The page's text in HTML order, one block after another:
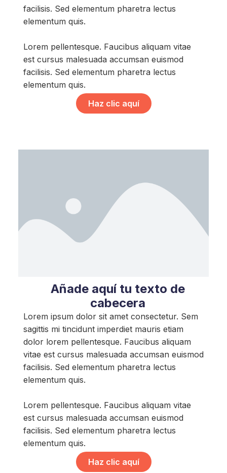
facilisis. Sed elementum pharetra lectus
elementum quis.
Lorem pellentesque. Faucibus aliquam vitae
est cursus malesuada accumsan euismod
facilisis. Sed elementum pharetra lectus
elementum quis.
Haz clic aquí
Añade aquí tu texto de
cabecera
Lorem ipsum dolor sit amet consectetur. Sem
sagittis mi tincidunt imperdiet mauris etiam
dolor lorem pellentesque. Faucibus aliquam
vitae est cursus malesuada accumsan euismod
facilisis. Sed elementum pharetra lectus
elementum quis.
Lorem pellentesque. Faucibus aliquam vitae
est cursus malesuada accumsan euismod
facilisis. Sed elementum pharetra lectus
elementum quis.
Haz clic aquí